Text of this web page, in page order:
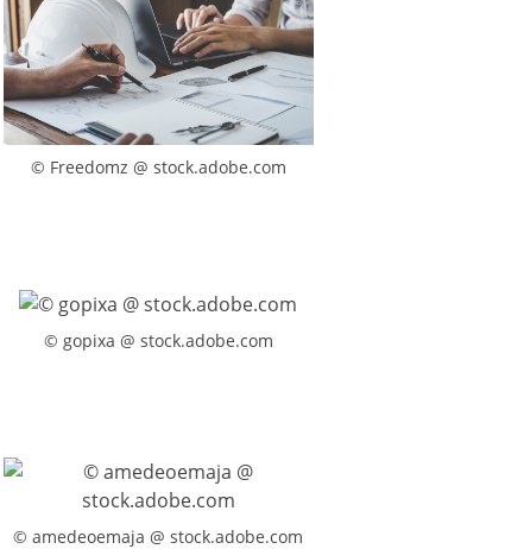
© Freedomz @ stock.adobe.com
© gopixa @ stock.adobe.com
© amedeoemaja @ stock.adobe.com